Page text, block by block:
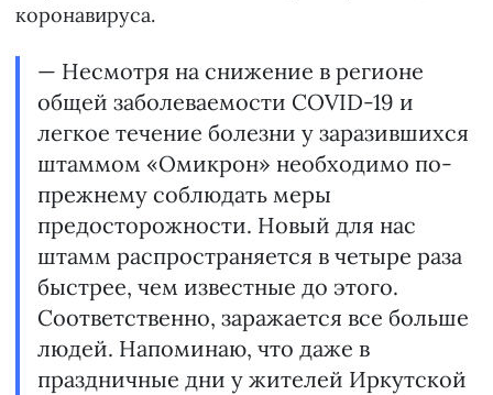
коронавируса.
— Несмотря на снижение в регионе
общей заболеваемости COVID-19 и
легкое течение болезни у заразившихся
штаммом «Омикрон» необходимо по-
прежнему соблюдать меры
предосторожности. Новый для нас
штамм распространяется в четыре раза
быстрее, чем известные до этого.
Соответственно, заражается все больше
людей. Напоминаю, что даже в
праздничные дни у жителей Иркутской